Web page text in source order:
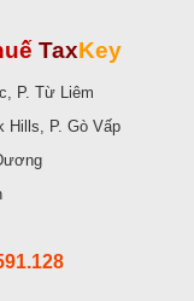
TaxKey
P. Từ Liêm
Hills, P. Gò Vấp